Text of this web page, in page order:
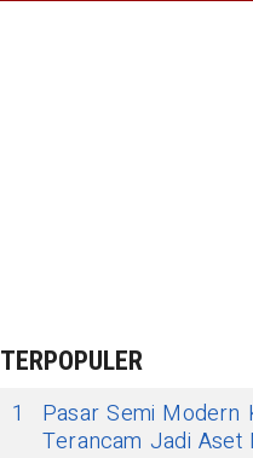
TERPOPULER
1
Pasar Semi Modern
Terancam Jadi Aset